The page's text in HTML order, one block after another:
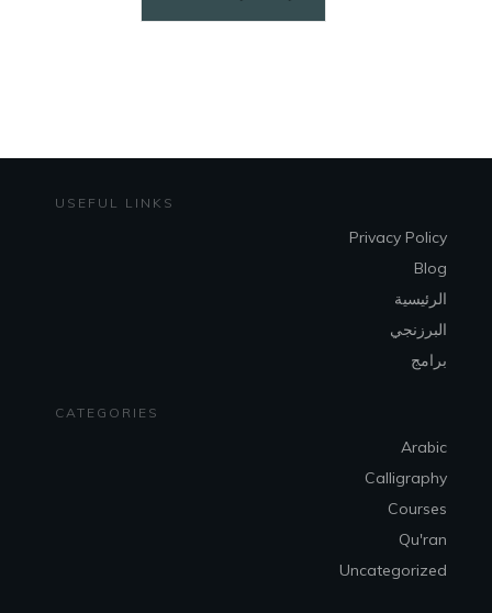
USEFUL LINKS
Privacy Policy
الرئيسية
البرزنجي
برامج
CATEGORIES
Arabic
Calligraphy
Courses
Qu'ran
Uncategorized